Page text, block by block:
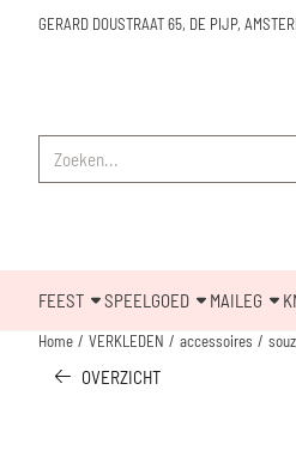
GERARD DOUSTRAAT 65, DE PIJP,
FEEST SPEELGOED MAILEG
Home / VERKLEDEN / accessoires /
OVERZICHT